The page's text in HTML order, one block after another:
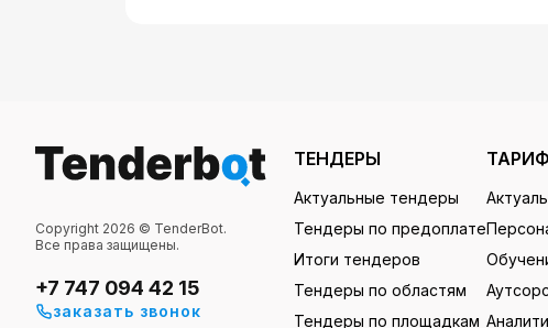
Copyright 2026 © TenderBot.
Все права защищены.
+7 747 094 42 15
заказать звонок
ТЕНДЕРЫ
Актуальные тендеры
Тендеры по предоплате
Итоги тендеров
Тендеры по областям
Тендеры по площадкам